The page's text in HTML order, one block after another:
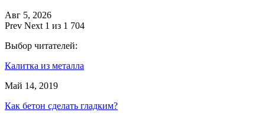
Авг 5, 2026
Prev Next 1 из 1 704
Выбор читателей:
Калитка из металла
Май 14, 2019
Как бетон сделать гладким?